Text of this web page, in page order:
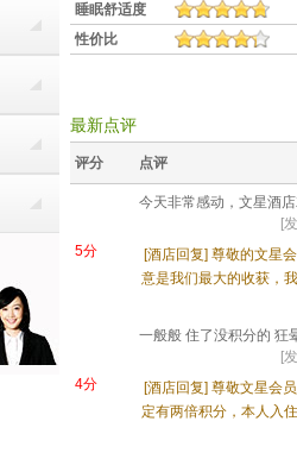
睡眠舒适度
性价比
最新点评
评分 点评
5分
今天非常感动，文星酒
[
[酒店回复] 尊敬的文星
意是我们最大的收获，
4分
一般般 住了没积分的 狂
[
[酒店回复] 尊敬文星会
定有两倍积分，本人入